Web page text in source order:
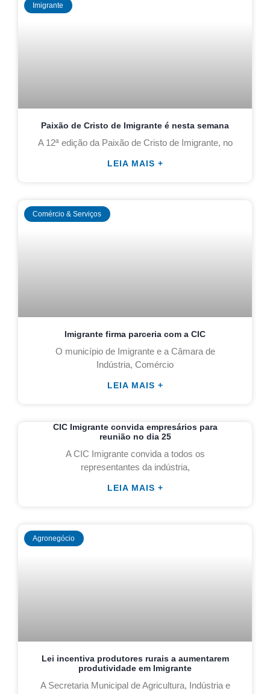
Imigrante
Paixão de Cristo de Imigrante é nesta semana
A 12ª edição da Paixão de Cristo de Imigrante, no
LEIA MAIS +
Comércio & Serviços
Imigrante firma parceria com a CIC
O município de Imigrante e a Câmara de
Indústria, Comércio
LEIA MAIS +
CIC Imigrante convida empresários para
reunião no dia 25
A CIC Imigrante convida a todos os
representantes da indústria,
LEIA MAIS +
Agronegócio
Lei incentiva produtores rurais a aumentarem
produtividade em Imigrante
A Secretaria Municipal de Agricultura, Indústria e